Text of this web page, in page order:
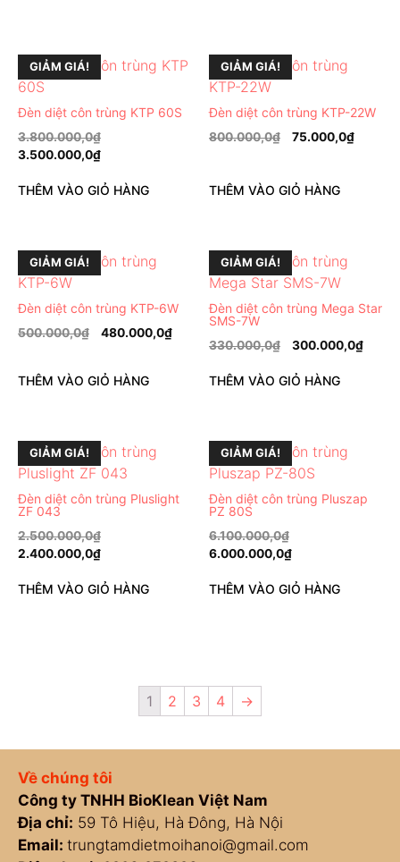
GIẢM GIÁ!
Đèn diệt côn trùng KTP 60S
3.800.000,0₫
3.500.000,0₫
THÊM VÀO GIỎ HÀNG
GIẢM GIÁ!
Đèn diệt côn trùng KTP-22W
800.000,0₫ 75.000,0₫
THÊM VÀO GIỎ HÀNG
GIẢM GIÁ!
Đèn diệt côn trùng KTP-6W
500.000,0₫ 480.000,0₫
THÊM VÀO GIỎ HÀNG
GIẢM GIÁ!
Đèn diệt côn trùng Mega Star
SMS-7W
330.000,0₫ 300.000,0₫
THÊM VÀO GIỎ HÀNG
GIẢM GIÁ!
Đèn diệt côn trùng Pluslight
ZF 043
2.500.000,0₫
2.400.000,0₫
THÊM VÀO GIỎ HÀNG
GIẢM GIÁ!
Đèn diệt côn trùng Pluszap
PZ 80S
6.100.000,0₫
6.000.000,0₫
THÊM VÀO GIỎ HÀNG
1 2 3 4 →
Về chúng tôi
Công ty TNHH BioKlean Việt Nam
Địa chỉ: 59 Tô Hiệu, Hà Đông, Hà Nội
Email: trungtamdietmoihanoi@gmail.com